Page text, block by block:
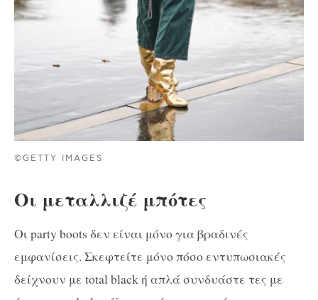
©GETTY IMAGES
Οι μεταλλιζέ μπότες
Οι party boots δεν είναι μόνο για βραδινές
εμφανίσεις. Σκεφτείτε μόνο πόσο εντυπωσιακές
δείχνουν με total black ή απλά συνδυάστε τες με